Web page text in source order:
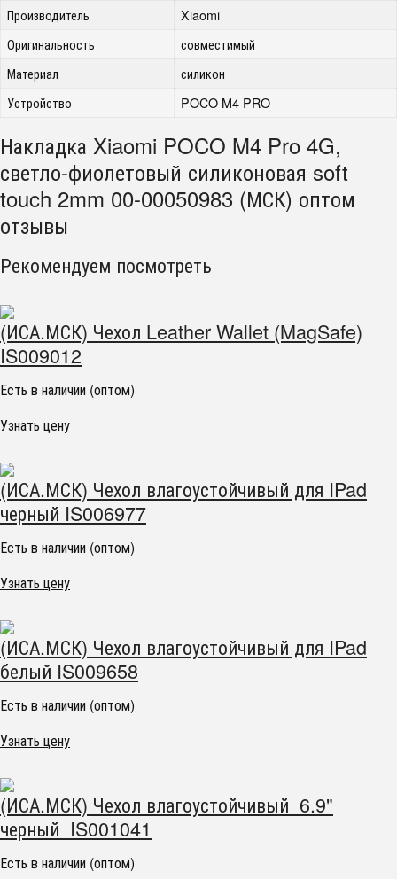
Производитель
Xiaomi
Оригинальность
совместимый
Материал
силикон
Устройство
POCO M4 PRO
Накладка Xiaomi POCO M4 Pro 4G,
светло-фиолетовый силиконовая soft
touch 2mm 00-00050983 (МСК) оптом
отзывы
Рекомендуем посмотреть
(ИСА.МСК) Чехол Leather Wallet (MagSafe)
IS009012
Есть в наличии (оптом)
Узнать цену
(ИСА.МСК) Чехол влагоустойчивый для IPad
черный IS006977
Есть в наличии (оптом)
Узнать цену
(ИСА.МСК) Чехол влагоустойчивый для IPad
белый IS009658
Есть в наличии (оптом)
Узнать цену
(ИСА.МСК) Чехол влагоустойчивый 6.9"
черный IS001041
Есть в наличии (оптом)